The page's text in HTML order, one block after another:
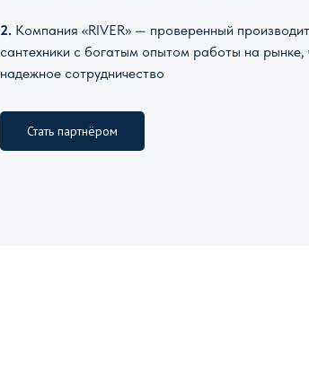
2. Компания «RIVER» — проверенный
сантехники с богатым опытом работы на рынке,
надежное сотрудничество
Стать партнёром